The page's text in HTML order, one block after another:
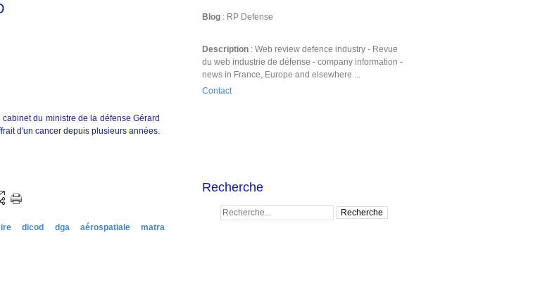
du ministre de la défense Gérard
d'un cancer depuis plusieurs années.
dicod dga aérospatiale
matra
Blog : RP Defense
Description : Web review defence industry - Revue
du web industrie de défense - company information -
news in France, Europe and elsewhere ...
Contact
Recherche